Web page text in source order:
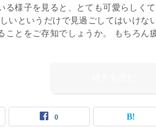
る様子を見ると、とても可愛らしく
いというだけで見過ごしてはいけな
ことをご存知でしょうか。 もちろん
0